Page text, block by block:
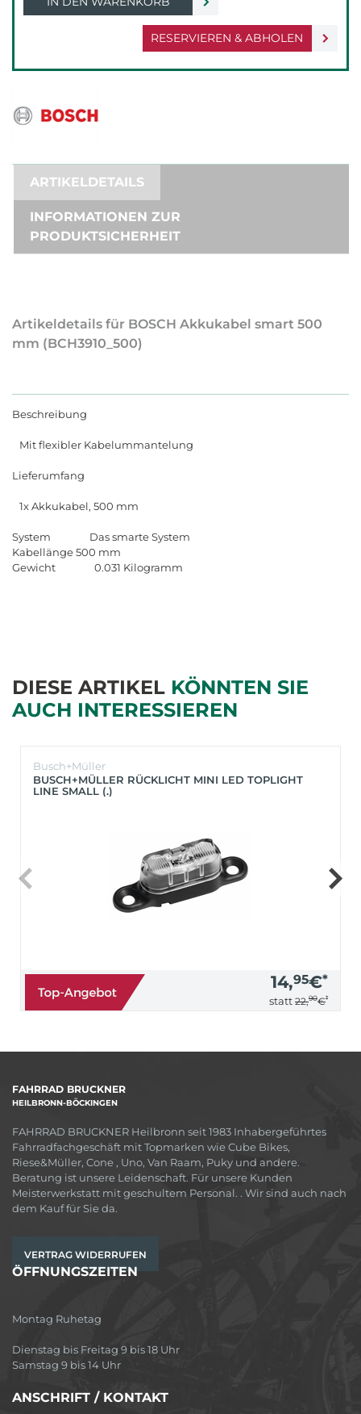
RESERVIEREN & ABHOLEN
ARTIKELDETAILS
INFORMATIONEN ZUR
PRODUKTSICHERHEIT
Artikeldetails für BOSCH Akkukabel smart 500
mm (BCH3910_500)
Beschreibung
Mit flexibler Kabelummantelung
Lieferumfang
1x Akkukabel, 500 mm
System Das smarte System
Kabellänge 500 mm
Gewicht 0.031 Kilogramm
DIESE ARTIKEL KÖNNTEN SIE
AUCH INTERESSIEREN
Busch+Müller
BUSCH+MÜLLER RÜCKLICHT MINI LED TOPLIGHT
LINE SMALL (.)
14,95€*
statt 22,90€*
FAHRRAD BRUCKNER
HEILBRONN-BÖCKINGEN
FAHRRAD BRUCKNER Heilbronn seit 1983 Inhabergeführtes
Fahrradfachgeschäft mit Topmarken wie Cube Bikes,
Riese&Müller, Cone , Uno, Van Raam, Puky und andere.
Beratung ist unsere Leidenschaft. Für unsere Kunden
Meisterwerkstatt mit geschultem Personal. . Wir sind auch nach
dem Kauf für Sie da.
VERTRAG WIDERRUFEN
ÖFFNUNGSZEITEN
Montag Ruhetag
Dienstag bis Freitag 9 bis 18 Uhr
Samstag 9 bis 14 Uhr
ANSCHRIFT / KONTAKT